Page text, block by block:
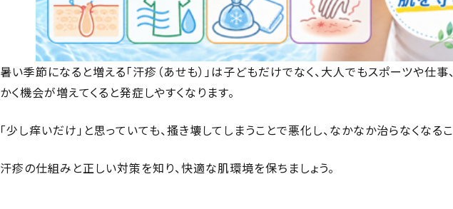
暑い季節になると増える「汗疹（あせも）」は子どもだけでなく、大人でもスポーツや仕
かく機会が増えてくると発症しやすくなります。
「少し痒いだけ」と思っていても、搔き壊してしまうことで悪化し、なかなか治らなくなる
汗疹の仕組みと正しい対策を知り、快適な肌環境を保ちましょう。